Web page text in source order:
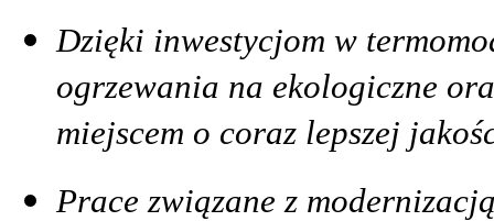
Dzięki inwestycjom w
ogrzewania na ekologiczne
miejscem o coraz lepszej
Prace związane z